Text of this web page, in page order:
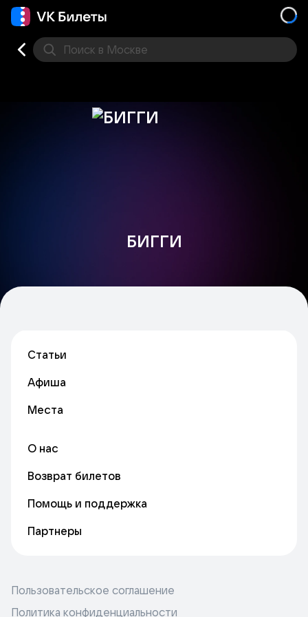
Поиск в Москве
БИГГИ
Статьи
Афиша
Места
О нас
Возврат билетов
Помощь и поддержка
Партнеры
Пользовательское соглашение
Политика конфиденциальности